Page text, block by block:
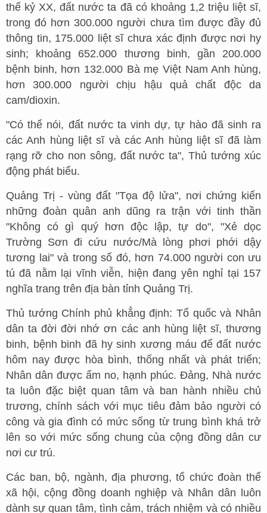
thế kỷ XX, đất nước ta đã có khoảng 1,2 triệu liệt sĩ,
trong đó hơn 300.000 người chưa tìm được đầy đủ
thông tin, 175.000 liệt sĩ chưa xác định được nơi hy
sinh; khoảng 652.000 thương binh, gần 200.000
bệnh binh, hơn 132.000 Bà mẹ Việt Nam Anh hùng,
hơn 300.000 người chịu hậu quả chất độc da
cam/dioxin.
"Có thể nói, đất nước ta vinh dự, tự hào đã sinh ra
các Anh hùng liệt sĩ và các Anh hùng liệt sĩ đã làm
rạng rỡ cho non sông, đất nước ta", Thủ tướng xúc
động phát biểu.
Quảng Trị - vùng đất "Tọa độ lửa", nơi chứng kiến
những đoàn quân anh dũng ra trận với tinh thần
"Không có gì quý hơn độc lập, tự do", "Xẻ dọc
Trường Sơn đi cứu nước/Mà lòng phơi phới dậy
tương lai" và trong số đó, hơn 74.000 người con ưu
tú đã nằm lại vĩnh viễn, hiện đang yên nghỉ tại 157
nghĩa trang trên địa bàn tỉnh Quảng Trị.
Thủ tướng Chính phủ khẳng định: Tổ quốc và Nhân
dân ta đời đời nhớ ơn các anh hùng liệt sĩ, thương
binh, bệnh binh đã hy sinh xương máu để đất nước
hôm nay được hòa bình, thống nhất và phát triển;
Nhân dân được ấm no, hạnh phúc. Đảng, Nhà nước
ta luôn đặc biệt quan tâm và ban hành nhiều chủ
trương, chính sách với mục tiêu đảm bảo người có
công và gia đình có mức sống từ trung bình khá trở
lên so với mức sống chung của cộng đồng dân cư
nơi cư trú.
Các ban, bộ, ngành, địa phương, tổ chức đoàn thể
xã hội, cộng đồng doanh nghiệp và Nhân dân luôn
dành sự quan tâm, tình cảm, trách nhiệm và có nhiều